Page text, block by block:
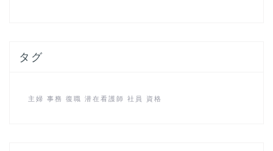
タグ
主婦 事務 復職 潜在看護師 社員 資格